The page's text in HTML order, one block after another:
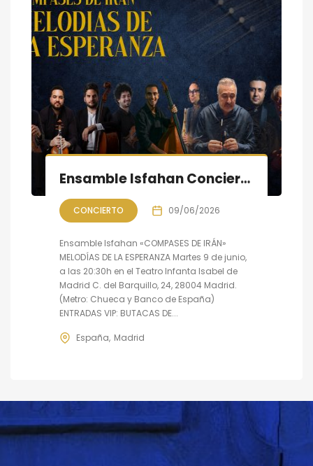
Ensamble Isfahan Concierto «COMPASES DE IRÁN»: Melodías de la Esperanza
CONCIERTO 09/06/2026
Ensamble Isfahan «COMPASES DE IRÁN»
MELODÍAS DE LA ESPERANZA Martes 9 de junio,
a las 20:30h en el Teatro Infanta Isabel de
Madrid C. del Barquillo, 24, 28004 Madrid.
(Metro: Chueca y Banco de España)
ENTRADAS VIP: BUTACAS DE...
España Madrid